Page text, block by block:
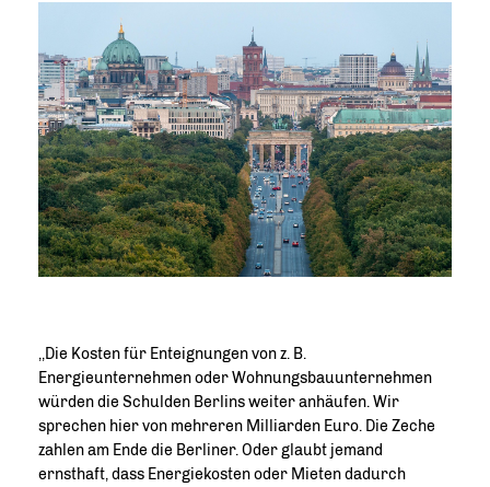
,,Die Kosten für Enteignungen von z. B.
Energieunternehmen oder Wohnungsbauunternehmen
würden die Schulden Berlins weiter anhäufen. Wir
sprechen hier von mehreren Milliarden Euro. Die Zeche
zahlen am Ende die Berliner. Oder glaubt jemand
ernsthaft, dass Energiekosten oder Mieten dadurch